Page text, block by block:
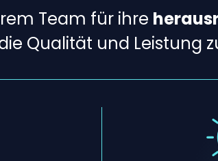
Team für ihre
Qualität und Leistung